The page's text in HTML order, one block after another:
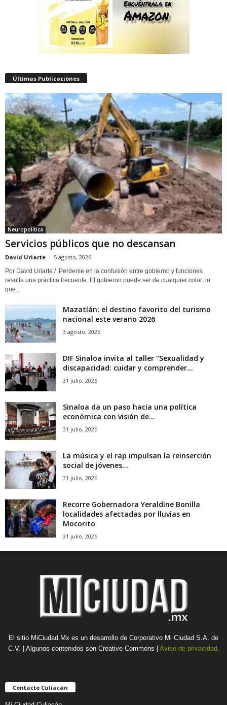
Últimas Publicaciones
Neuropolítica
Servicios públicos que no descansan
David Uriarte - 5 agosto, 2026
Por David Uriarte / Perderse en la confusión entre gobierno y funciones
resulta una práctica frecuente. El gobierno puede ser de cualquier color; lo
que...
Mazatlán: el destino favorito del turismo
nacional este verano 2026
3 agosto, 2026
DIF Sinaloa invita al taller “Sexualidad y
discapacidad: cuidar y comprender...
31 julio, 2026
Sinaloa da un paso hacia una política
económica con visión de...
31 julio, 2026
La música y el rap impulsan la reinserción
social de jóvenes...
31 julio, 2026
Recorre Gobernadora Yeraldine Bonilla
localidades afectadas por lluvias en
Mocorito
31 julio, 2026
El sitio MiCiudad.Mx es un desarrollo de Corporativo Mi Ciudad S.A. de
C.V. | Algunos contenidos son Creative Commons | Aviso de privacidad.
Contacto Culiacán